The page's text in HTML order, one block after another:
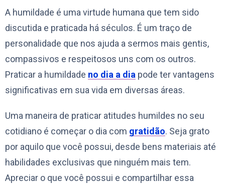
A humildade é uma virtude humana que tem sido
discutida e praticada há séculos. É um traço de
personalidade que nos ajuda a sermos mais gentis,
compassivos e respeitosos uns com os outros.
Praticar a humildade no dia a dia pode ter vantagens
significativas em sua vida em diversas áreas.
Uma maneira de praticar atitudes humildes no seu
cotidiano é começar o dia com gratidão. Seja grato
por aquilo que você possui, desde bens materiais até
habilidades exclusivas que ninguém mais tem.
Apreciar o que você possui e compartilhar essa